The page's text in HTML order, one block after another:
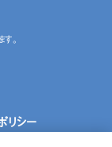
。
リシー